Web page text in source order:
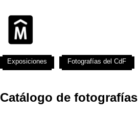
Catálogo de fotografías
Exposiciones Fotografías del CdF